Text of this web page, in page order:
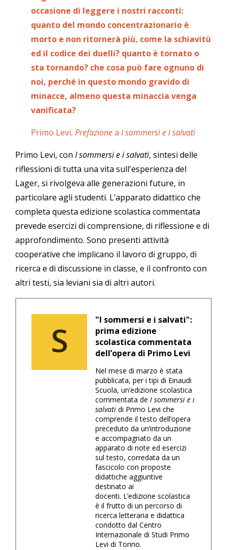
occasione di leggere i nostri racconti:
quanto del mondo concentrazionario è
morto e non ritornerà più, come la schiavitù
ed il codice dei duelli? quanto è tornato o
sta tornando? che cosa può fare ognuno di
noi, perché in questo mondo gravido di
minacce, almeno questa minaccia venga
vanificata?
Primo Levi,PrefazioneaI sommersi e i salvati
Primo Levi, con I sommersi e i salvati, sintesi delle
riflessioni di tutta una vita sull'esperienza del
Lager, si rivolgeva alle generazioni future, in
particolare agli studenti. L’apparato didattico che
completa questa edizione scolastica commentata
prevede esercizi di comprensione, di riflessione e di
approfondimento. Sono presenti attività
cooperative che implicano il lavoro di gruppo, di
ricerca e di discussione in classe, e il confronto con
altri testi, sia leviani sia di altri autori.
S
"I sommersi e i salvati":
prima edizione
scolastica commentata
dell’opera di Primo Levi
Nel mese di marzo è stata
pubblicata, per i tipi di Einaudi
Scuola, un’edizione scolastica
commentata deI sommersi e i
salvatidi Primo Levi che
comprende il testo dell’opera
preceduto da un’introduzione
e accompagnato da un
apparato di note ed esercizi
sul testo,corredata da un
fascicolo con proposte
didattiche aggiuntive
destinato ai
docenti. L’edizione scolastica
è il frutto di un percorso di
ricerca letteraria e didattica
condotto dal Centro
Internazionale di Studi Primo
Levi di Torino.